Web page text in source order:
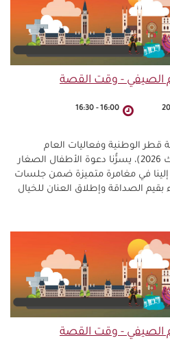
16:00
-
16:30
قطر الوطنية وفعاليات العام
الثقافي (قطر - كندا - المكسيك 2026)، يسرُّنا دعوة الأطفال الصغار
إلينا في مغامرة متميزة ضمن جلسات
بقيم الصداقة وإطلاق العنان للخيال